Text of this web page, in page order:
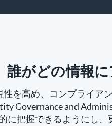
誰がどの情報
性を高め、コンプライア
Governance and
に把握できるようにし